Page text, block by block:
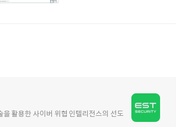
활용한 사이버 위협 인텔리전스의 선도